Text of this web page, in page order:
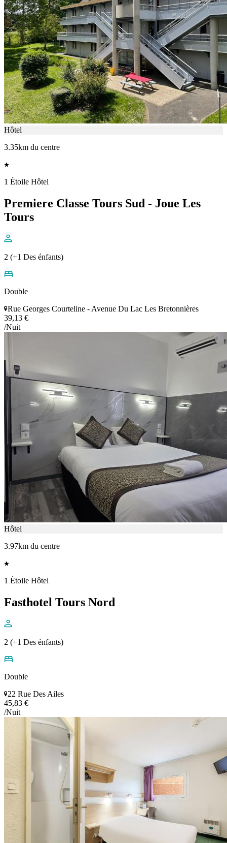
Hôtel
3.35km du centre
1 Étoile Hôtel
Premiere Classe Tours Sud - Joue Les
Tours
2 (+1 Des énfants)
Double
Rue Georges Courteline - Avenue Du Lac Les Bretonnières
39,13 €
/Nuit
Hôtel
3.97km du centre
1 Étoile Hôtel
Fasthotel Tours Nord
2 (+1 Des énfants)
Double
22 Rue Des Ailes
45,83 €
/Nuit